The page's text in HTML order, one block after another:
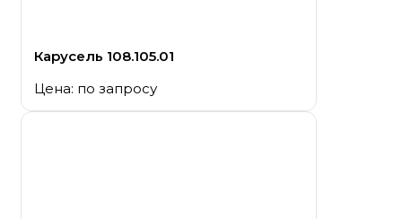
Карусель 108.105.01
Цена: по запросу